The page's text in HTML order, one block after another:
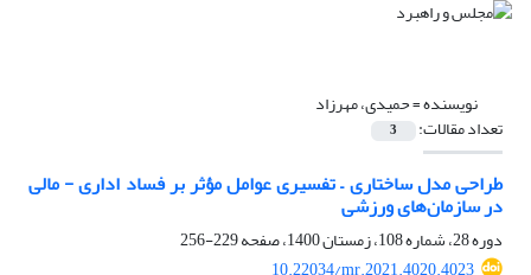
نویسنده =حمیدی، مهرزاد
تعداد مقالات: 3
طراحی مدل ساختاری – تفسیری عوامل مؤثر بر فساد اداری - مالی
در سازمان‏‌های ورزشی
دوره 28، شماره 108، زمستان 1400، صفحه
229-256